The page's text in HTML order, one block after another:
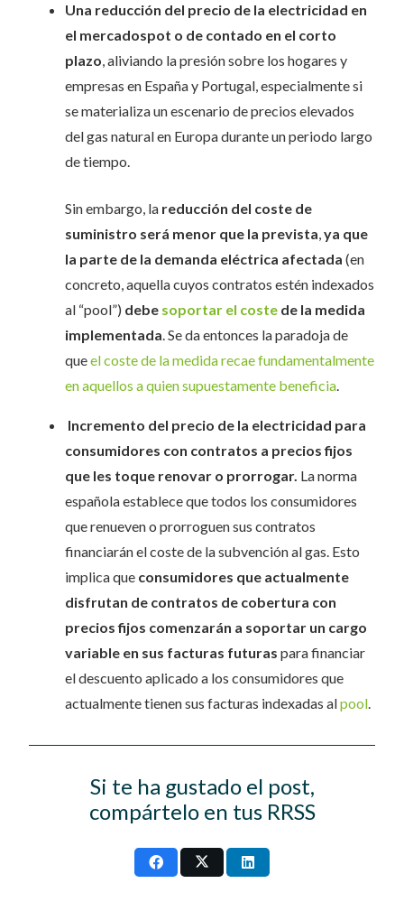
Una reducción del precio de la electricidad en
el mercadospot o de contado en el corto
plazo, aliviando la presión sobre los hogares y
empresas en España y Portugal, especialmente si
se materializa un escenario de precios elevados
del gas natural en Europa durante un periodo largo
de tiempo.
Sin embargo, la reducción del coste de
suministro será menor que la prevista,ya que
la parte de la demanda eléctrica afectada (en
concreto, aquella cuyos contratos estén indexados
al “pool”) debe soportar el coste de la medida
implementada. Se da entonces la paradoja de
queel coste de la medida recae fundamentalmente
en aquellos a quien supuestamente beneficia.
Incremento del precio de la electricidad para
consumidores con contratos a precios fijos
que les toque renovar o prorrogar. La norma
española establece que todos los consumidores
que renueven o prorroguen sus contratos
financiarán el coste de la subvención al gas. Esto
implica que consumidores que actualmente
disfrutan de contratos de cobertura con
precios fijos comenzarán a soportar un cargo
variable en sus facturas futuras para financiar
el descuento aplicado a los consumidores que
actualmente tienen sus facturas indexadas alpool.
Si te ha gustado el post,
compártelo en tus RRSS